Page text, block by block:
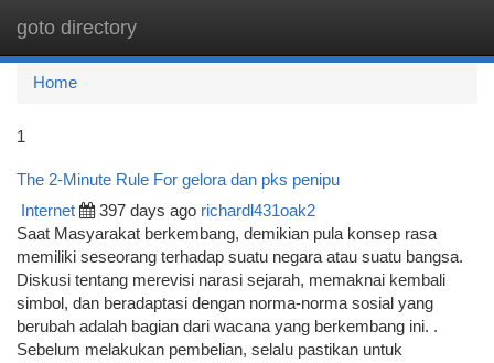
goto directory
Home
1
The 2-Minute Rule For gelora dan pks penipu
Internet 397 days ago richardl431oak2
Saat Masyarakat berkembang, demikian pula konsep rasa
memiliki seseorang terhadap suatu negara atau suatu bangsa.
Diskusi tentang merevisi narasi sejarah, memaknai kembali
simbol, dan beradaptasi dengan norma-norma sosial yang
berubah adalah bagian dari wacana yang berkembang ini. .
Sebelum melakukan pembelian, selalu pastikan untuk